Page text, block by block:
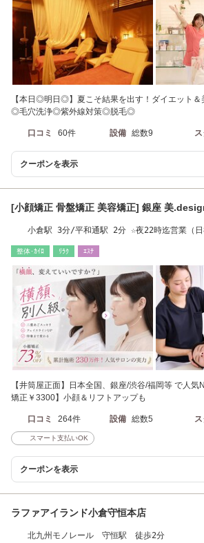
【本日◎明日◎】夏こそ結果を出す！ダイエット＆
◎毛穴洗浄◎紫外線対策◎脱毛◎
口コミ 60件 設備 総数9
クーポンを表示
[小顔矯正 骨盤矯正 美容矯正] 銀座 美
小倉駅 3分/平和通駅 2分 ☆夜22時迄営業（日
整体･ｶｲﾛ ﾘﾗｸ ｴｽﾃ
【井筒屋正面】日本全国、銀座/渋谷/福岡等 で人
矯正￥3300】小顔＆リフトアップも
口コミ 264件 設備 総数5
スマート支払いOK
クーポンを表示
ラファアイランド小倉守恒本店
北九州モノレール 守恒駅 徒歩2分